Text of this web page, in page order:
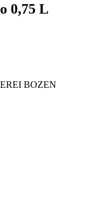
0,75 L